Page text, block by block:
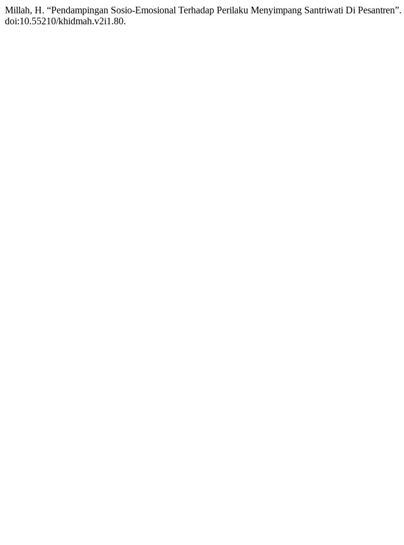
Millah, H. “Pendampingan Sosio-Emosional Terhadap Perilaku Menyimpang Santriwati Di Pesantren”.
doi:10.55210/khidmah.v2i1.80.